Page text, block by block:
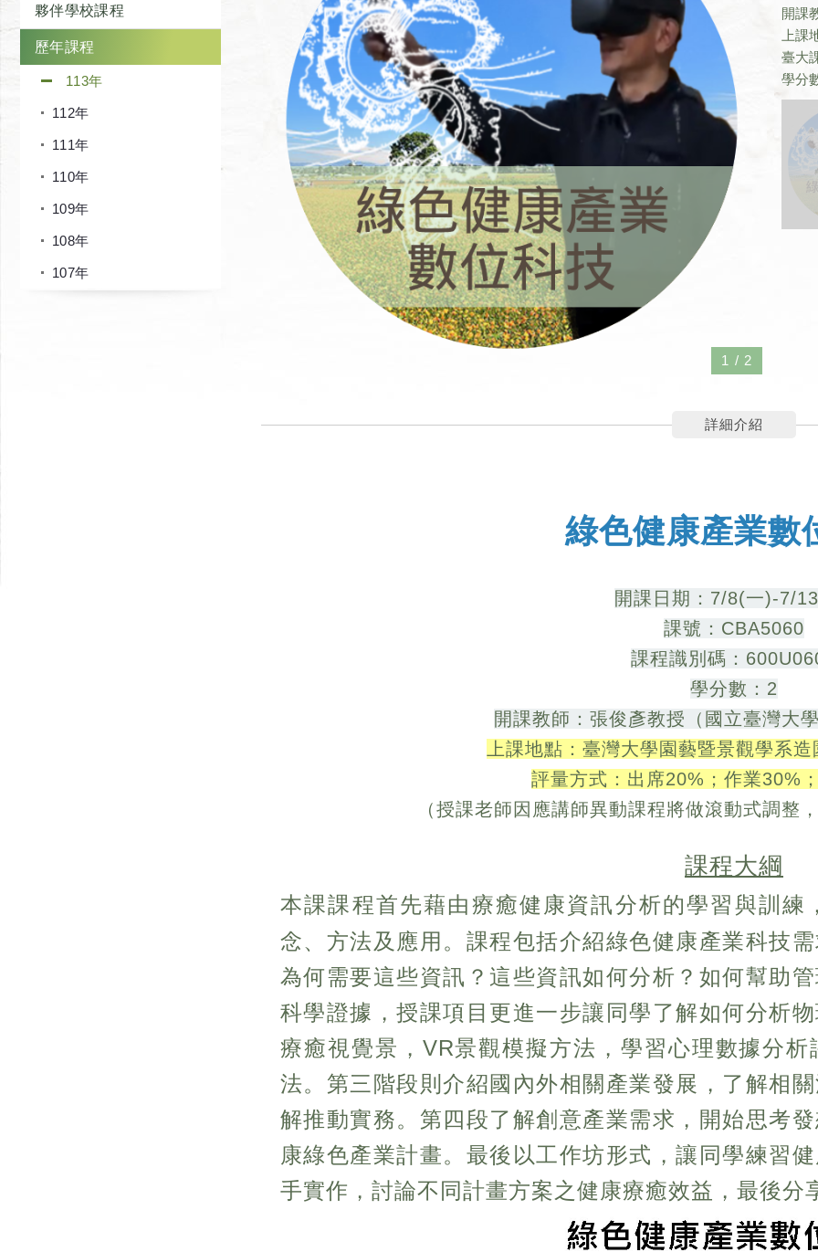
夥伴學校課程
歷年課程
113年
112年
111年
110年
109年
108年
107年
開課
上
臺大
學分
1 / 2
詳細介紹
綠色健康產業數
開課日期：7/8(一)-7/
課號：CBA5060
課程識別碼：
學分數：2
開課教師：張俊彥教授（國立臺灣大
上課地點：臺灣大學園藝暨景觀學系
評量方式：出席20%；作業30%
（授課老師 因應講師異動課程將做滾動式調整
課程大綱
本課課程首先藉由療癒健康資訊分析的學習與訓
念、方法及應用。課程包括介紹綠色健康產業科技
為何需要這些資訊？這些資訊如何分析？如何幫助
科學證據，授課項目更進一步讓同學了解如何分析
療癒視覺景，VR景觀模擬方法，學習心理數據分
法。第三階段則介紹國內外相關產業發展，了解相
解推動實務。第四段了解創意產業需求，開始思考
康綠色產業計畫。最後以工作坊形式，讓同學練習
手實作，討論不同計畫方案之健康療癒效益，最後分